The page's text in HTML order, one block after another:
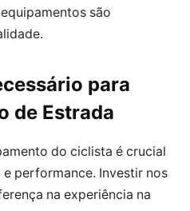
são
para
de Estrada
do ciclista é crucial
performance. Investir nos
na experiência na